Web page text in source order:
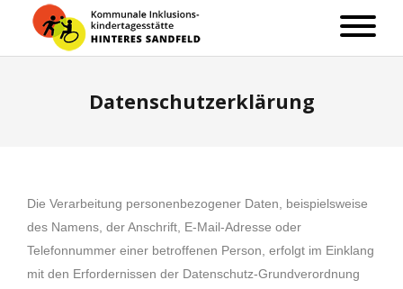
Datenschutzerklärung
Die Verarbeitung personenbezogener Daten, beispielsweise
des Namens, der Anschrift, E-Mail-Adresse oder
Telefonnummer einer betroffenen Person, erfolgt im Einklang
mit den Erfordernissen der Datenschutz-Grundverordnung